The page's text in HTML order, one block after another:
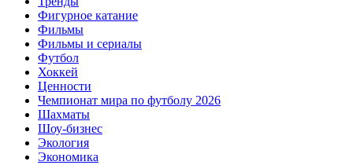
Фигурное катание
Фильмы
Фильмы и сериалы
Футбол
Хоккей
Ценности
Чемпионат мира по футболу 2026
Шахматы
Шоу-бизнес
Экология
Экономика